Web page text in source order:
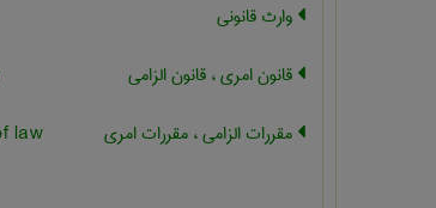
وارث قانونی
قانون امری ، قانون الزامی
مقررات الزامی ، مقررات امری
law